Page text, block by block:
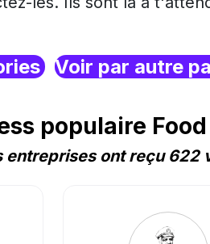
Voir par autre
populaire
entreprises ont reçu 622